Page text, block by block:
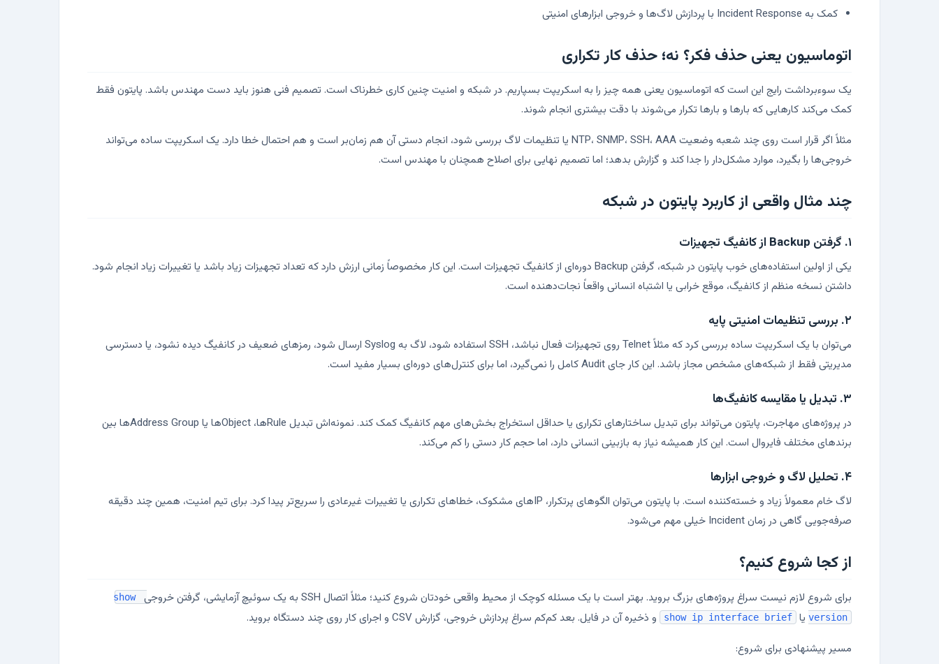
کمک به Incident Response با پردازش لاگ‌ها و خروجی ابزارهای امنیتی
اتوماسیون یعنی حذف فکر؟ نه؛ حذف کار تکراری
یک سوءبرداشت رایج این است که اتوماسیون یعنی همه چیز را به اسکریپت بسپاریم. در شبکه و امنیت چنین کاری خطرناک است. تصمیم فنی هنوز باید دست مهندس باشد. پایتون فقط
کمک می‌کند کارهایی که بارها و بارها تکرار می‌شوند با دقت بیشتری انجام شوند.
مثلاً اگر قرار است روی چند شعبه وضعیت NTP، SNMP، SSH، AAA یا تنظیمات لاگ بررسی شود، انجام دستی آن هم زمان‌بر است و هم احتمال خطا دارد. یک اسکریپت ساده می‌تواند
خروجی‌ها را بگیرد، موارد مشکل‌دار را جدا کند و گزارش بدهد؛ اما تصمیم نهایی برای اصلاح همچنان با مهندس است.
چند مثال واقعی از کاربرد پایتون در شبکه
۱. گرفتن Backup از کانفیگ تجهیزات
یکی از اولین استفاده‌های خوب پایتون در شبکه، گرفتن Backup دوره‌ای از کانفیگ تجهیزات است. این کار مخصوصاً زمانی ارزش دارد که تعداد تجهیزات زیاد باشد یا تغییرات زیاد انجام شود.
داشتن نسخه منظم از کانفیگ، موقع خرابی یا اشتباه انسانی واقعاً نجات‌دهنده است.
۲. بررسی تنظیمات امنیتی پایه
می‌توان با یک اسکریپت ساده بررسی کرد که مثلاً Telnet روی تجهیزات فعال نباشد، SSH استفاده شود، لاگ به Syslog ارسال شود، رمزهای ضعیف در کانفیگ دیده نشود، یا دسترسی
مدیریتی فقط از شبکه‌های مشخص مجاز باشد. این کار جای Audit کامل را نمی‌گیرد، اما برای کنترل‌های دوره‌ای بسیار مفید است.
۳. تبدیل یا مقایسه کانفیگ‌ها
در پروژه‌های مهاجرت، پایتون می‌تواند برای تبدیل ساختارهای تکراری یا حداقل استخراج بخش‌های مهم کانفیگ کمک کند. نمونه‌اش تبدیل Ruleها، Objectها یا Address Groupها بین
برندهای مختلف فایروال است. این کار همیشه نیاز به بازبینی انسانی دارد، اما حجم کار دستی را کم می‌کند.
۴. تحلیل لاگ و خروجی ابزارها
لاگ خام معمولاً زیاد و خسته‌کننده است. با پایتون می‌توان الگوهای پرتکرار، IPهای مشکوک، خطاهای تکراری یا تغییرات غیرعادی را سریع‌تر پیدا کرد. برای تیم امنیت، همین چند دقیقه
صرفه‌جویی گاهی در زمان Incident خیلی مهم می‌شود.
از کجا شروع کنیم؟
برای شروع لازم نیست سراغ پروژه‌های بزرگ بروید. بهتر است با یک مسئله کوچک از محیط واقعی خودتان شروع کنید؛ مثلاً اتصال SSH به یک سوئیچ آزمایشی، گرفتن خروجی
show
version یا show ip interface brief
و ذخیره آن در فایل. بعد کم‌کم سراغ پردازش خروجی، گزارش CSV و اجرای کار روی چند دستگاه بروید.
مسیر پیشنهادی برای شروع: